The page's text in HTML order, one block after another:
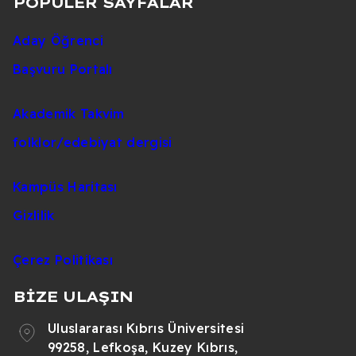
Uluslararası hakemli dergilerde yayınlanan
akranlarında yürüme parametrelerinin
sistemi - 2020
Diğer yayınlar
KAPASİTESİ İLE SOLUNUM KAS KUVVETİ
Aday Öğrenci
Başvuru Portalı
Akademik Takvim
folklor/edebiyat dergisi
Kampüs Haritası
Gizlilik
Çerez Politikası
BİZE ULAŞIN
Uluslararası Kıbrıs Üniversitesi
99258, Lefkoşa, Kuzey Kıbrıs,